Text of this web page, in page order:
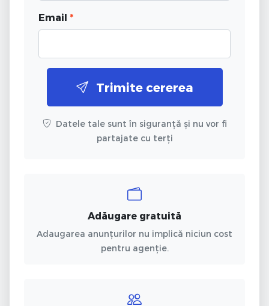
Email *
Trimite cererea
Datele tale sunt în siguranță și nu vor fi
partajate cu terți
Adăugare gratuită
Adaugarea anunțurilor nu implică niciun cost
pentru agenție.